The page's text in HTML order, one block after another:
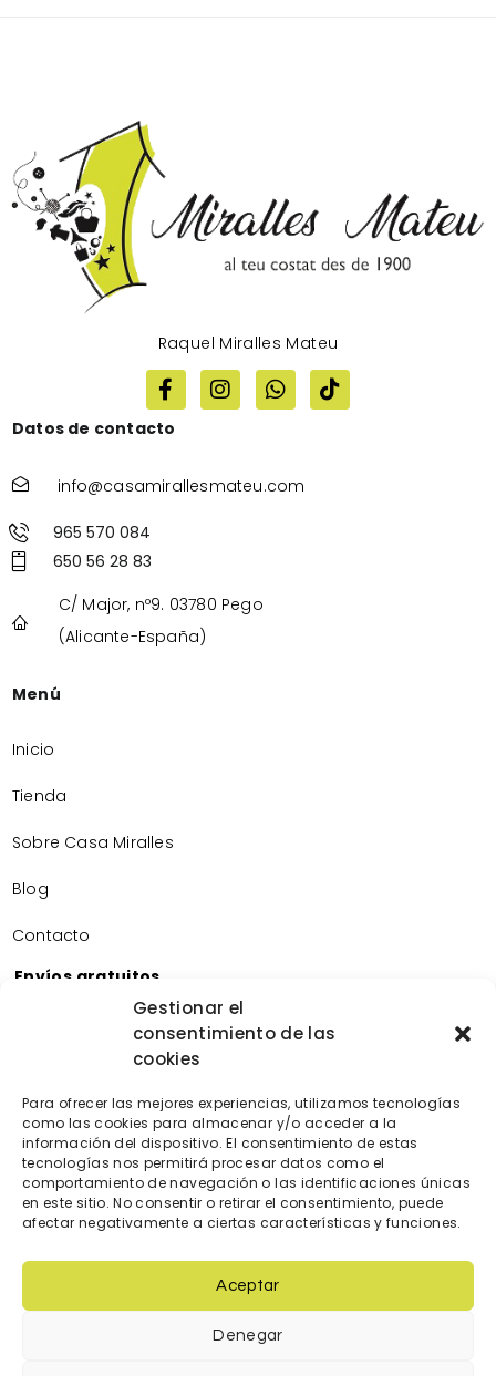
Gestionar el
consentimiento de las
cookies
Para ofrecer las mejores experiencias, utilizamos tecnologías
como las cookies para almacenar y/o acceder a la
información del dispositivo. El consentimiento de estas
tecnologías nos permitirá procesar datos como el
comportamiento de navegación o las identificaciones únicas
en este sitio. No consentir o retirar el consentimiento, puede
afectar negativamente a ciertas características y funciones.
Aceptar
Denegar
Raquel Miralles Mateu
Datos de contacto
info@casamirallesmateu.com
965 570 084
650 56 28 83
C/ Major, nº9. 03780 Pego
(Alicante-España)
Menú
Inicio
Tienda
Sobre Casa Miralles
Blog
Contacto
Envíos gratuitos
Envíos gratuitos por la compra de más de 60€.
Devoluciones gratuitas
Devoluciones gratuitas en nuestra tienda física.
Pago seguro
Tarjeta de crédito/débito.
Transferencia bancaria.
Bizum.